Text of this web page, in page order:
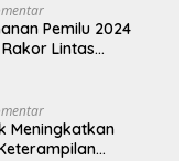
Pemilu 2024
Lintas
Meningkatkan